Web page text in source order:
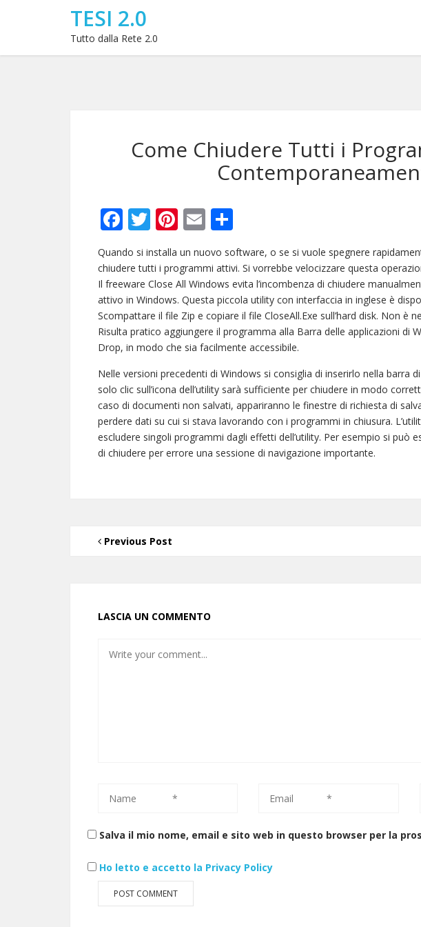
TESI 2.0
Tutto dalla Rete 2.0
Come Chiudere Tutti i
Facebook
Twitter
Pinterest
Email
Quando si installa un nuovo software, o se si vuole spegnere
chiudere tutti i programmi attivi. Si vorrebbe velocizzare questa
Il freeware Close All Windows evita l’incombenza di chiudere
attivo in Windows. Questa piccola utility con interfaccia in inglese è
Scompattare il file Zip e copiare il file CloseAll.Exe sull’hard disk. Non è
Risulta pratico aggiungere il programma alla Barra delle applicazioni di
Drop, in modo che sia facilmente accessibile.
Nelle versioni precedenti di Windows si consiglia di inserirlo nella barra
solo clic sull’icona dell’utility sarà sufficiente per chiudere in modo
caso di documenti non salvati, appariranno le finestre di richiesta di
perdere dati su cui si stava lavorando con i programmi in chiusura.
escludere singoli programmi dagli effetti dell’utility. Per esempio si può
di chiudere per errore una sessione di navigazione importante.
Previous Post
LASCIA UN COMMENTO
Salva il mio nome, email e sito web in questo browser per la
Ho letto e accetto la Privacy Policy